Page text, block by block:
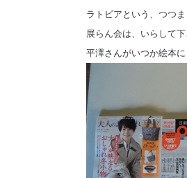
ラトビアという、つつ
展らん会は、いらして
平澤さんがいつか絵本